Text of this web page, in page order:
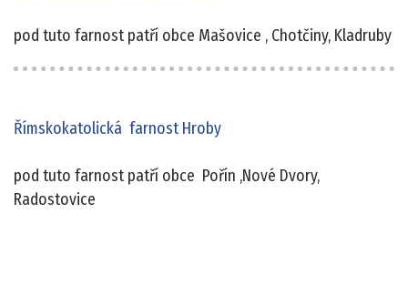
pod tuto farnost patří obce Mašovice , Chotčiny, Kladruby
Římskokatolická farnost Hroby
pod tuto farnost patří obce Pořín ,Nové Dvory,
Radostovice